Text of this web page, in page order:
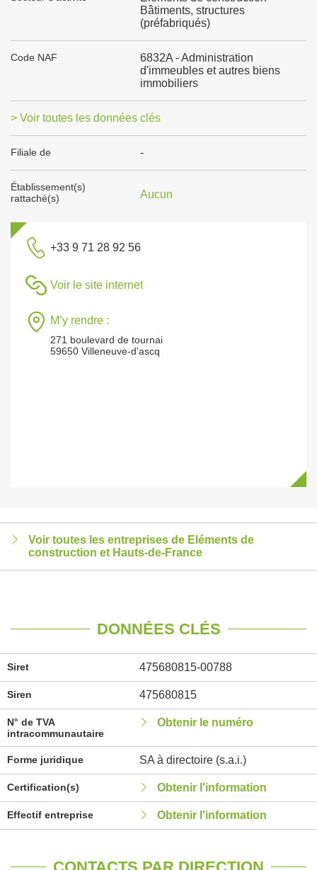
Bâtiments, structures
(préfabriqués)
Code NAF
6832A - Administration
d'immeubles et autres biens
immobiliers
> Voir toutes les données clés
Filiale de -
Établissement(s)
rattaché(s)
Aucun
+33 9 71 28 92 56
Voir le site internet
M’y rendre :
271 boulevard de tournai
59650 Villeneuve-d'ascq
Voir toutes les entreprises de Eléments de
construction et Hauts-de-France
DONNÉES CLÉS
Siret 475680815-00788
Siren 475680815
N° de TVA
intracommunautaire
Obtenir le numéro
Forme juridique SA à directoire (s.a.i.)
Certification(s) Obtenir l'information
Effectif entreprise Obtenir l'information